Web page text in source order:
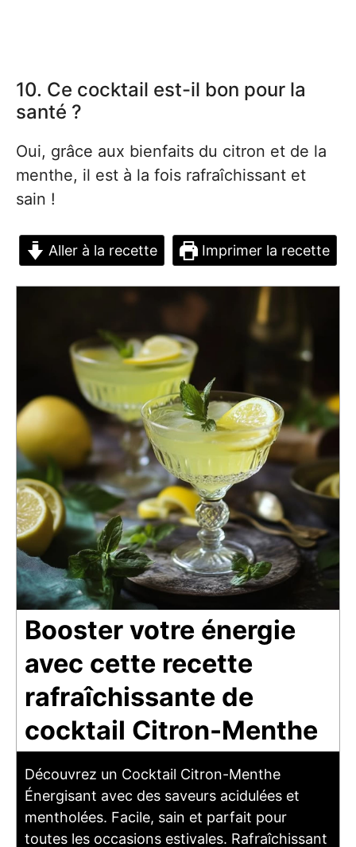
10. Ce cocktail est-il bon pour la
santé ?
Oui, grâce aux bienfaits du citron et de la
menthe, il est à la fois rafraîchissant et
sain !
Aller à la recette Imprimer la recette
Booster votre énergie
avec cette recette
rafraîchissante de
cocktail Citron-Menthe
Découvrez un Cocktail Citron-Menthe
Énergisant avec des saveurs acidulées et
mentholées. Facile, sain et parfait pour
toutes les occasions estivales. Rafraîchissant